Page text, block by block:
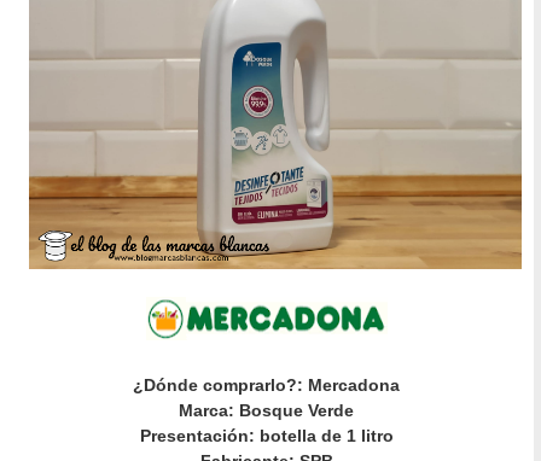
¿Dónde comprarlo?: Mercadona
Marca: Bosque Verde
Presentación: botella de 1 litro